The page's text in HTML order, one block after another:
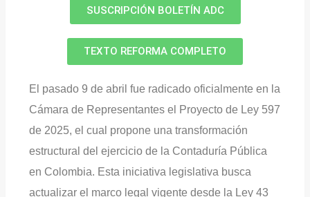
SUSCRIPCIÓN BOLETÍN ADC
TEXTO REFORMA COMPLETO
El pasado 9 de abril fue radicado oficialmente en la
Cámara de Representantes el Proyecto de Ley 597
de 2025, el cual propone una transformación
estructural del ejercicio de la Contaduría Pública
en Colombia. Esta iniciativa legislativa busca
actualizar el marco legal vigente desde la Ley 43